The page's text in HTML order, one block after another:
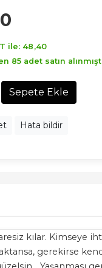
ile: 48 ,40
85 adet satın
Sepete Ekle
Hata bildir
kılar. Kimseye
gerekirse